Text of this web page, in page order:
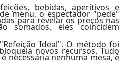
bebidas, aperitivos e
menu, o espectador "pede"
para revelar os preços nas
somados, eles coincidem
Ideal". O método foi
novos recursos.Tudo
necessária nenhuma mesa, é